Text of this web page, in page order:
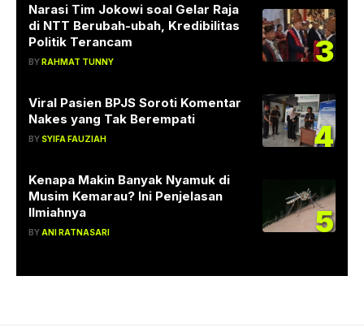
Narasi Tim Jokowi soal Gelar Raja
di NTT Berubah-ubah, Kredibilitas
Politik Terancam
BYRAHMAT TUNNY 3
Viral Pasien BPJS Soroti Komentar
Nakes yang Tak Berempati
BY SYIFA FAUZIAH 4
Kenapa Makin Banyak Nyamuk di
Musim Kemarau? Ini Penjelasan
Ilmiahnya
BYANI RATNASARI 5